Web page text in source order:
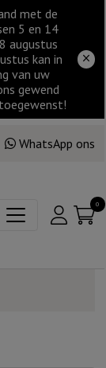
met de
5 en 14
augustus
kan in
van uw
gewend
WhatsApp ons
0